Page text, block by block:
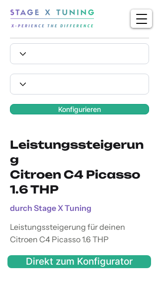
Konfigurieren
Leistungssteigerun
g
Citroen C4 Picasso
1.6 THP
durch Stage X Tuning
Leistungssteigerung für deinen
Citroen C4 Picasso 1.6 THP
Direkt zum Konfigurator